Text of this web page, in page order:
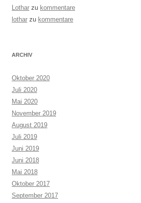
Lothar zu kommentare
lothar zu kommentare
ARCHIV
Oktober 2020
Juli 2020
Mai 2020
November 2019
August 2019
Juli 2019
Juni 2019
Juni 2018
Mai 2018
Oktober 2017
September 2017